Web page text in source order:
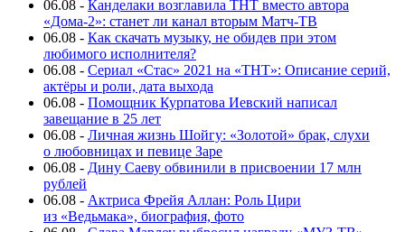
06.08 - Канделаки возглавила ТНТ вместо автора
«Дома-2»: станет ли канал вторым Матч-ТВ
06.08 - Как скачать музыку, не обидев при этом
любимого исполнителя?
06.08 - Сериал «Стас» 2021 на «ТНТ»: Описание серий,
актёры и роли, дата выхода
06.08 - Помощник Курпатова Иевский написал
завещание в 25 лет
06.08 - Личная жизнь Шойгу: «Золотой» брак, слухи
о любовницах и певице Заре
06.08 - Дину Саеву обвинили в присвоении 17 млн
рублей
06.08 - Актриса Фрейя Аллан: Роль Цири
из «Ведьмака», биография, фото